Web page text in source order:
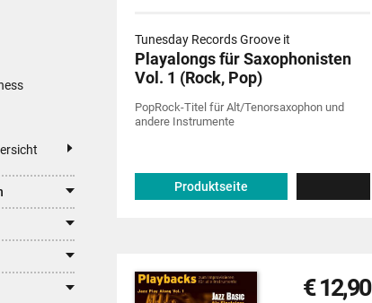
Tunesday Records Groove it
Playalongs für Saxophonisten
Vol. 1 (Rock, Pop)
PopRock-Titel für Alt/Tenorsaxophon und
andere Instrumente
Produktseite
€ 12,90